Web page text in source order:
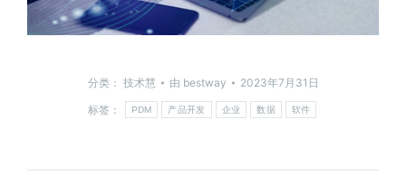
分类： 技术慧 由 bestway
2023年7月31日
标签：
PDM 产品开发 企业 数据 软件